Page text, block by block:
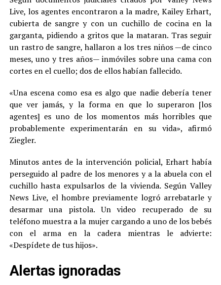
Live, los agentes encontraron a la madre, Kailey Erhart,
cubierta de sangre y con un cuchillo de cocina en la
garganta, pidiendo a gritos que la mataran. Tras seguir
un rastro de sangre, hallaron a los tres niños —de cinco
meses, uno y tres años— inmóviles sobre una cama con
cortes en el cuello; dos de ellos habían fallecido.
«Una escena como esa es algo que nadie debería tener
que ver jamás, y la forma en que lo superaron [los
agentes] es uno de los momentos más horribles que
probablemente experimentarán en su vida», afirmó
Ziegler.
Minutos antes de la intervención policial, Erhart había
perseguido al padre de los menores y a la abuela con el
cuchillo hasta expulsarlos de la vivienda. Según Valley
News Live, el hombre previamente logró arrebatarle y
desarmar una pistola. Un video recuperado de su
teléfono muestra a la mujer cargando a uno de los bebés
con el arma en la cadera mientras le advierte:
«Despídete de tus hijos».
Alertas ignoradas